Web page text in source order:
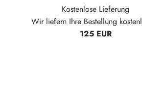
Kostenlose Lieferung
Wir liefern Ihre Bestellung
125 EUR